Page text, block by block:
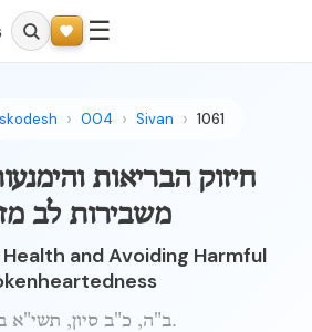
☰
004 Sivan 1061
חיזוק הבריאות
משבירות לב
and Avoiding Harmful
ב"ה, כ"ב סיון, תשי"א ברוקלין.